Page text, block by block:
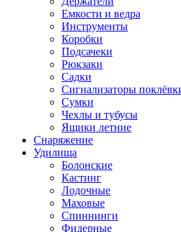
Емкости и ведра
Инструменты
Коробки
Подсачеки
Рюкзаки
Садки
Сигнализаторы
Сумки
Чехлы и тубусы
Ящики летние
Снаряжение
Удилища
Болонские
Кастинг
Лодочные
Маховые
Спиннинги
Фидерные